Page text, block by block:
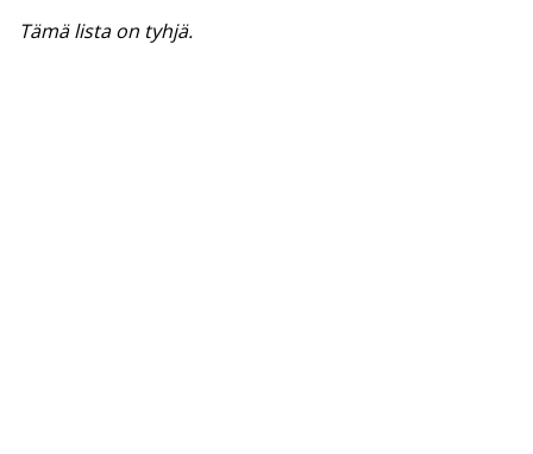
Tämä lista on tyhjä.